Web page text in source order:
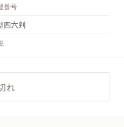
番号
四六判
れ